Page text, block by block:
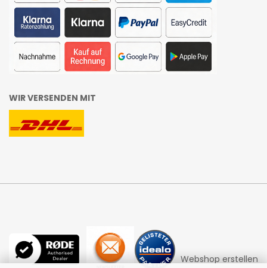
WIR VERSENDEN MIT
Webshop erstellen